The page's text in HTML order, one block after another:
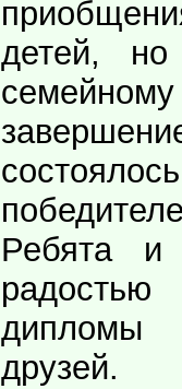
детей,
Ребята
дипломы
друзей.